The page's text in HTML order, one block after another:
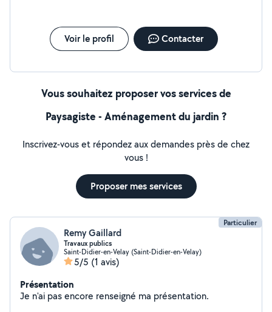
a fait est bien , compétent soigneux Mais aucune fiabilité Je ne
ferai plus appel a luiVoir le profil Contacter
Vous souhaitez proposer vos services de
Paysagiste - Aménagement du jardin ?
Inscrivez-vous et répondez aux demandes près de chez
vous !
Proposer mes services
Particulier
Remy Gaillard
Travaux publics
Saint-Didier-en-Velay (Saint-Didier-en-Velay)
5/5 (1 avis)
Présentation
Je n'ai pas encore renseigné ma présentation.